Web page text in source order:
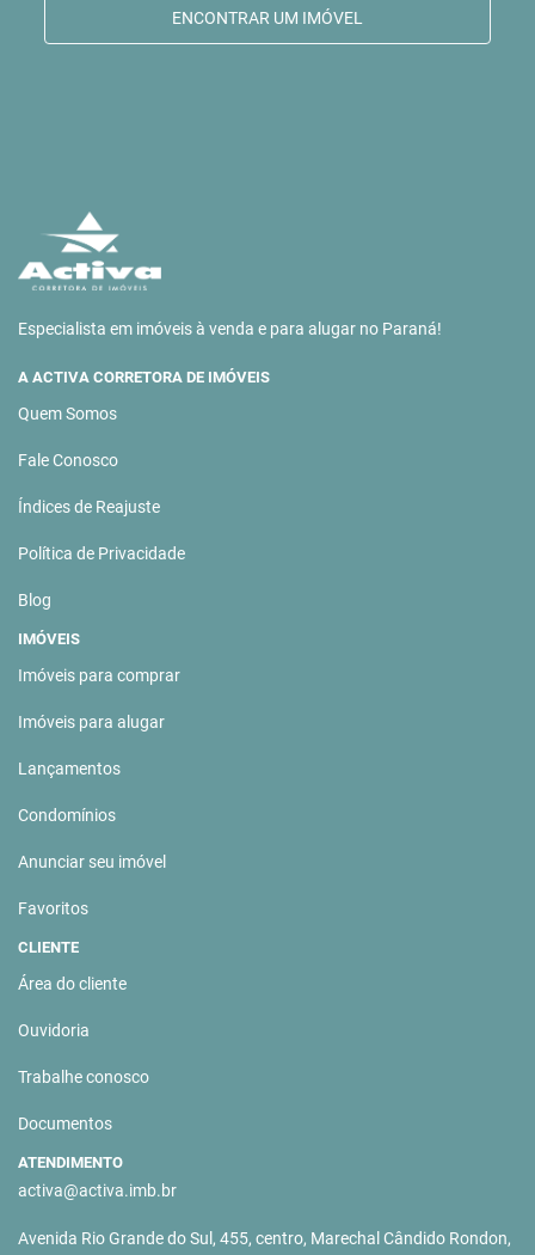
ENCONTRAR UM IMÓVEL
Especialista em imóveis à venda e para alugar no Paraná!
A ACTIVA CORRETORA DE IMÓVEIS
Quem Somos
Fale Conosco
Índices de Reajuste
Política de Privacidade
Blog
IMÓVEIS
Imóveis para comprar
Imóveis para alugar
Lançamentos
Condomínios
Anunciar seu imóvel
Favoritos
CLIENTE
Área do cliente
Ouvidoria
Trabalhe conosco
Documentos
ATENDIMENTO
activa@activa.imb.br
Avenida Rio Grande do Sul, 455, centro, Marechal Cândido Rondon,